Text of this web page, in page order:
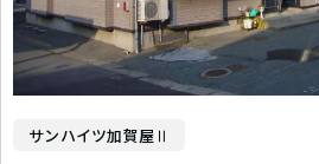
サンハイツ加賀屋Ⅱ